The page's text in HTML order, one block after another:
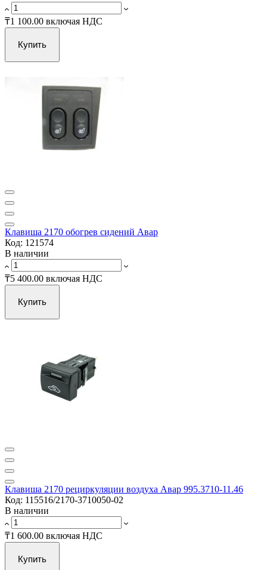
₸1 100.00 включая НДС
Купить
Клавиша 2170 обогрев сидений Авар
Код: 121574
В наличии
₸5 400.00 включая НДС
Купить
Клавиша 2170 рециркуляции воздуха Авар 995.3710-11.46
Код: 115516/2170-3710050-02
В наличии
₸1 600.00 включая НДС
Купить